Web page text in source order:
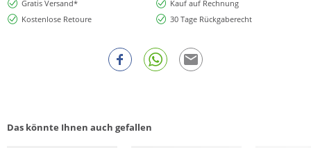
Gratis Versand*
Kauf auf Rechnung
Kostenlose Retoure
30 Tage Rückgaberecht
Das könnte Ihnen auch gefallen